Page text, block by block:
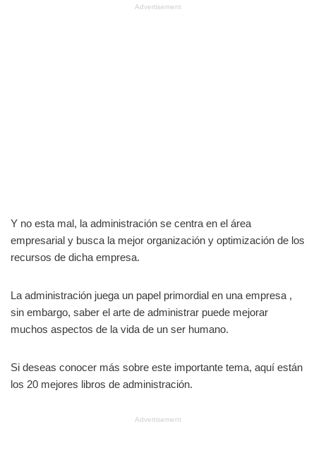
Advertisement
Y no esta mal, la administración se centra en el área
empresarial y busca la mejor organización y optimización de los
recursos de dicha empresa.
La administración juega un papel primordial en una empresa ,
sin embargo, saber el arte de administrar puede mejorar
muchos aspectos de la vida de un ser humano.
Si deseas conocer más sobre este importante tema, aquí están
los 20 mejores libros de administración.
Advertisement